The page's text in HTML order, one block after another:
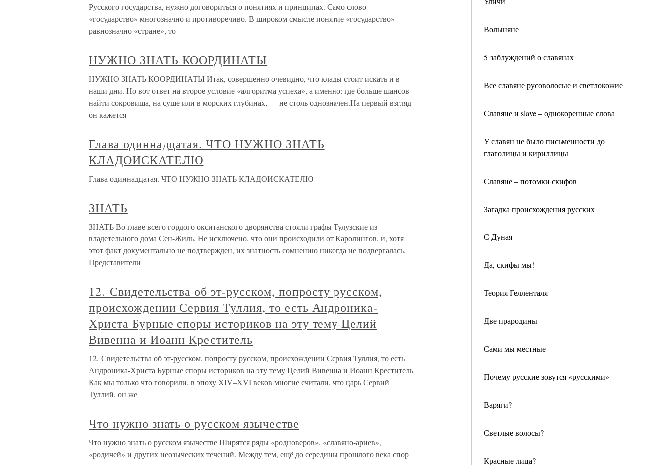
Волыняне
5 заблуждений о славянах
Все славяне русоволосые и светлокожие
Славяне и slave – однокоренные слова
У славян не было письменности до
глаголицы и кириллицы
Славяне – потомки скифов
Загадка происхождения русских
С Дуная
Да, скифы мы!
Теория Гелленталя
Две прародины
Сами мы местные
Почему русские зовутся «русскими»
Варяги?
Светлые волосы?
Красные лица?
Русского государства, нужно договориться о понятиях и принципах. Само слово
«государство» многозначно и противоречиво. В широком смысле понятие «государство»
равнозначно «стране», то
НУЖНО ЗНАТЬ КООРДИНАТЫ
НУЖНО ЗНАТЬ КООРДИНАТЫ Итак, совершенно очевидно, что клады стоит искать и в
наши дни. Но вот ответ на второе условие «алгоритма успеха», а именно: где больше шансов
найти сокровища, на суше или в морских глубинах, — не столь однозначен.На первый взгляд
он кажется
Глава одиннадцатая. ЧТО НУЖНО ЗНАТЬ
КЛАДОИСКАТЕЛЮ
Глава одиннадцатая. ЧТО НУЖНО ЗНАТЬ КЛАДОИСКАТЕЛЮ
ЗНАТЬ
ЗНАТЬ Во главе всего гордого окситанского дворянства стояли графы Тулузские из
владетельного дома Сен-Жиль. Не исключено, что они происходили от Каролингов, и, хотя
этот факт документально не подтвержден, их знатность сомнению никогда не подвергалась.
Представители
12. Свидетельства об эт-русском, попросту русском,
происхождении Сервия Туллия, то есть Андроника-
Христа Бурные споры историков на эту тему Целий
Вивенна и Иоанн Креститель
12. Свидетельства об эт-русском, попросту русском, происхождении Сервия Туллия, то есть
Андроника-Христа Бурные споры историков на эту тему Целий Вивенна и Иоанн Креститель
Как мы только что говорили, в эпоху XIV–XVI веков многие считали, что царь Сервий
Туллий, он же
Что нужно знать о русском язычестве
Что нужно знать о русском язычестве Ширятся ряды «родноверов», «славяно-ариев»,
«родичей» и других неозыческих течений. Между тем, ещё до середины прошлого века спор